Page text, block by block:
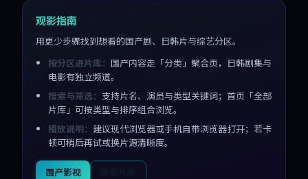
观影指南
用更少步骤找到想看的国产剧、日韩片与综艺分区。
按分区进片库： 国产内容走「分类」聚合页，日韩剧集与
电影有独立频道。
搜索与筛选： 支持片名、演员与类型关键词；首页「全部
片库」可按类型与排序组合浏览。
播放说明： 建议现代浏览器或手机自带浏览器打开；若卡
顿可稍后再试或换片源清晰度。
国产影视